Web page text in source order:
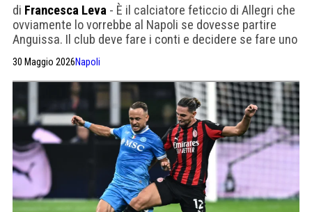
di Francesca Leva - È il calciatore feticcio di Allegri che
ovviamente lo vorrebbe al Napoli se dovesse partire
Anguissa. Il club deve fare i conti e decidere se fare uno
strappo
30 Maggio 2026Napoli